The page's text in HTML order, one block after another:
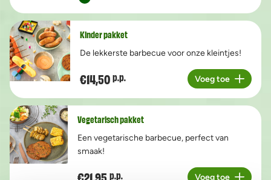
Kinder pakket
De lekkerste barbecue voor onze kleintjes!
€14,50 p.p.
Aantal
Voeg toe
Vegetarisch pakket
Een vegetarische barbecue, perfect van
smaak!
€21,95 p.p. Voeg toe